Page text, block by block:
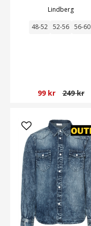
Lindberg
48-52 52-56 56-60
99 kr 249 kr